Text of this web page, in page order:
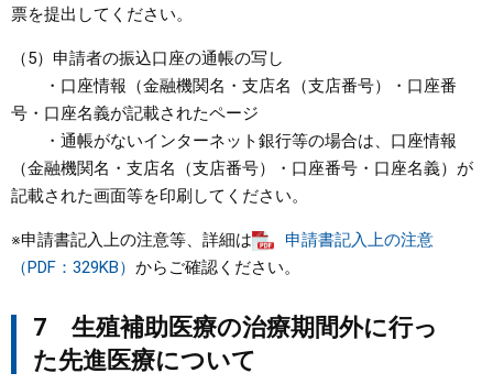
票を提出してください。
（5）申請者の振込口座の通帳の写し
・口座情報（金融機関名・支店名（支店番号）・口座番
号・口座名義が記載されたページ
・通帳がないインターネット銀行等の場合は、口座情報
（金融機関名・支店名（支店番号）・口座番号・口座名義）が
記載された画面等を印刷してください。
※申請書記入上の注意等、詳細は
申請書記入上の注意
（PDF：329KB） からご確認ください。
7 生殖補助医療の治療期間外に行っ
た先進医療について